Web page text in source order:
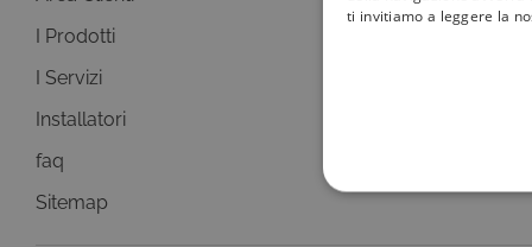
I Prodotti
I Servizi
Installatori
faq
Sitemap
ti invitiamo a leggere la
COOKIE